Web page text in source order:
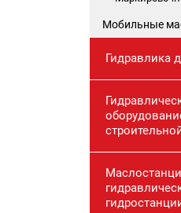
Мобильные
Гидравлика